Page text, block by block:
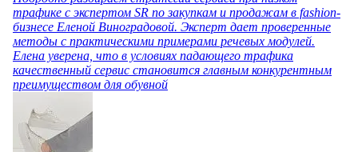
трафике с экспертом SR по закупкам и продажам в fashion-
бизнесе Еленой Виноградовой. Эксперт дает проверенные
методы с практическими примерами речевых модулей.
Елена уверена, что в условиях падающего трафика
качественный сервис становится главным конкурентным
преимуществом для обувной